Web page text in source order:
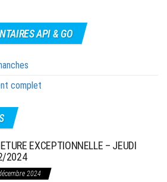
API & GO
complet
EXCEPTIONNELLE – JEUDI
2024
2024